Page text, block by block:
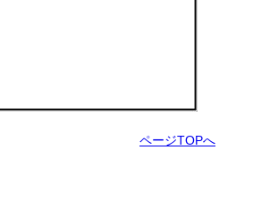
ページTOPへ